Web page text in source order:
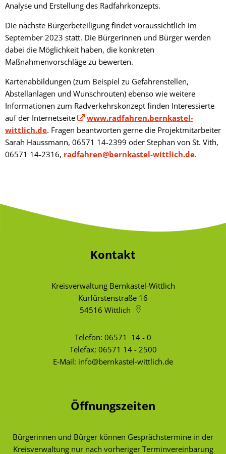
Analyse und Erstellung des Radfahrkonzepts.
Die nächste Bürgerbeteiligung findet voraussichtlich im
September 2023 statt. Die Bürgerinnen und Bürger werden
dabei die Möglichkeit haben, die konkreten
Maßnahmenvorschläge zu bewerten.
Kartenabbildungen (zum Beispiel zu Gefahrenstellen,
Abstellanlagen und Wunschrouten) ebenso wie weitere
Informationen zum Radverkehrskonzept finden Interessierte
auf der Internetseite
www.radfahren.bernkastel-
wittlich.de. Fragen beantworten gerne die Projektmitarbeiter
Sarah Haussmann, 06571 14-2399 oder Stephan von St. Vith,
06571 14-2316, radfahren@bernkastel-wittlich.de.
Kontakt
Kreisverwaltung Bernkastel-Wittlich
Kurfürstenstraße 16
54516 Wittlich
Telefon: 06571 14 - 0
Telefax: 06571 14 - 2500
E-Mail: info@bernkastel-wittlich.de
Öffnungszeiten
Bürgerinnen und Bürger können Gesprächstermine in der
Kreisverwaltung nur nach vorheriger Terminvereinbarung